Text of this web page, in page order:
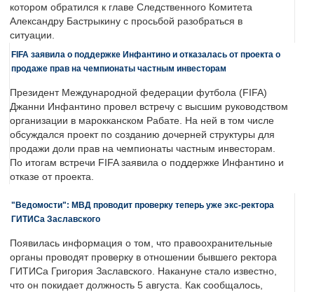
котором обратился к главе Следственного Комитета
Александру Бастрыкину с просьбой разобраться в
ситуации.
FIFA заявила о поддержке Инфантино и отказалась от проекта о
продаже прав на чемпионаты частным инвесторам
Президент Международной федерации футбола (FIFA)
Джанни Инфантино провел встречу с высшим руководством
организации в марокканском Рабате. На ней в том числе
обсуждался проект по созданию дочерней структуры для
продажи доли прав на чемпионаты частным инвесторам.
По итогам встречи FIFA заявила о поддержке Инфантино и
отказе от проекта.
"Ведомости": МВД проводит проверку теперь уже экс-ректора
ГИТИСа Заславского
Появилась информация о том, что правоохранительные
органы проводят проверку в отношении бывшего ректора
ГИТИСа Григория Заславского. Накануне стало известно,
что он покидает должность 5 августа. Как сообщалось,